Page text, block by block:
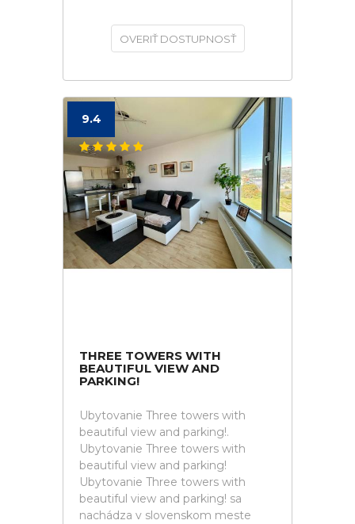
OVERIŤ DOSTUPNOSŤ
9.4
THREE TOWERS WITH
BEAUTIFUL VIEW AND
PARKING!
Ubytovanie Three towers with
beautiful view and parking!.
Ubytovanie Three towers with
beautiful view and parking!
Ubytovanie Three towers with
beautiful view and parking! sa
nachádza v slovenskom meste